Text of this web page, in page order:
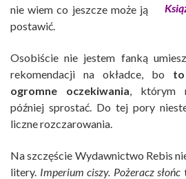
nie wiem co jeszcze może ją
postawić.
Osobiście nie jestem fanką
rekomendacji na okładce, bo
ogromne oczekiwania, którym
później sprostać. Do tej pory
liczne rozczarowania.
Na szczęście Wydawnictwo Rebis
litery. Imperium ciszy. Pożeracz słońc